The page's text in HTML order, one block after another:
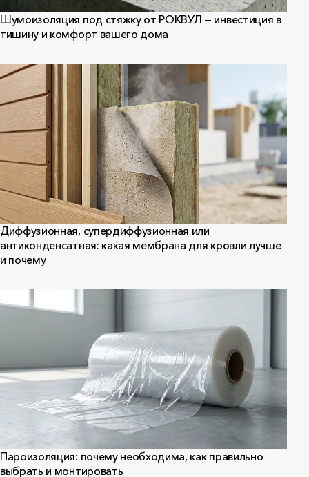
Шумоизоляция под стяжку от РОКВУЛ — инвестиция в
тишину и комфорт вашего дома
Диффузионная, супердиффузионная или
антиконденсатная: какая мембрана для кровли лучше
и почему
Пароизоляция: почему необходима, как правильно
выбрать и монтировать